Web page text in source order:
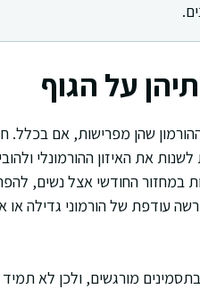
על הגוף
שהן מפרישות, אם בכלל.
את האיזון ההורמונלי
במחזור החודשי אצל נשים,
מורגשים, ולכן לא תמיד